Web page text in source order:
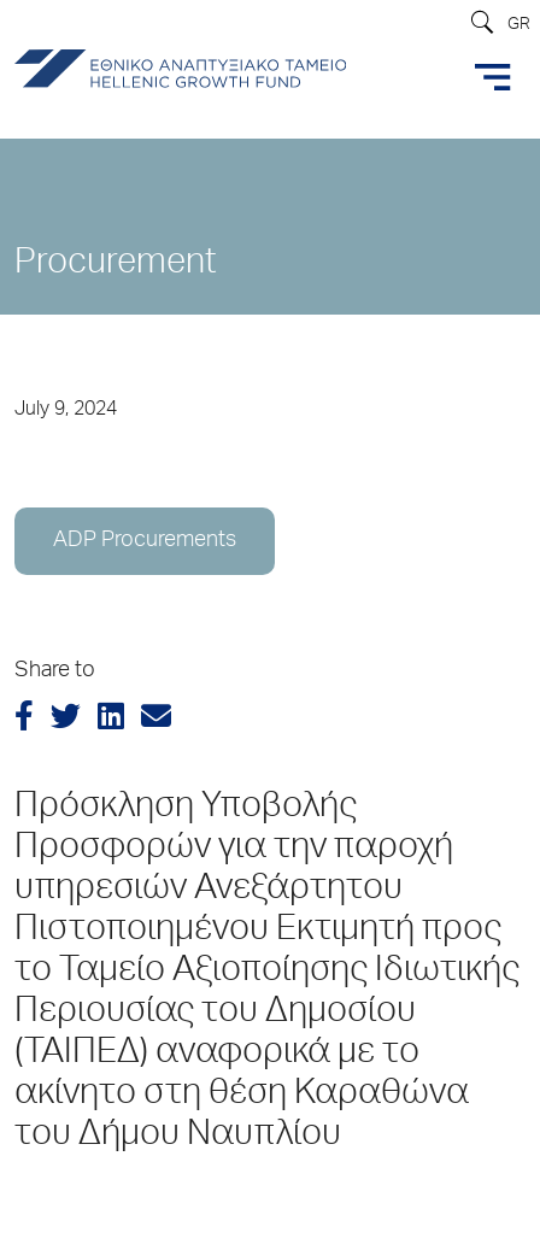
GR
Procurement
July 9, 2024
ADP Procurements
Share to
Πρόσκληση Υποβολής
Προσφορών για την παροχή
υπηρεσιών Ανεξάρτητου
Πιστοποιημένου Εκτιμητή προς
το Ταμείο Αξιοποίησης Ιδιωτικής
Περιουσίας του Δημοσίου
(ΤΑΙΠΕΔ) αναφορικά με το
ακίνητο στη θέση Καραθώνα
του Δήμου Ναυπλίου